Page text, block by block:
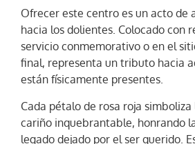
Ofrecer este centro es un acto de
hacia los dolientes. Colocado con
servicio conmemorativo o en el
final, representa un tributo hacia
están físicamente presentes.
Cada pétalo de rosa roja simboliza
cariño inquebrantable, honrando
legado dejado por el ser querido.